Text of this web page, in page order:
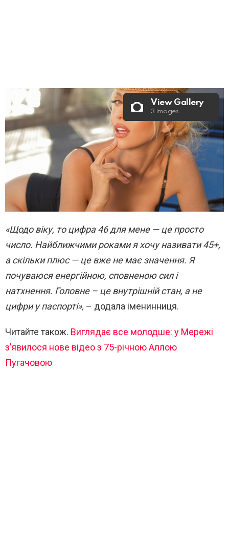
View Gallery
3 images
«Щодо віку, то цифра 46 для мене — це просто
число. Найближчими роками я хочу називати 45+,
а скільки плюс — це вже не має значення. Я
почуваюся енергійною, сповненою сил і
натхнення. Головне – це внутрішній стан, а не
цифри у паспорті», – додала іменинниця.
Читайте також. Виглядає все молодше: у Мережі
з’явилося нове відео з 75-річною Аллою
Пугачовою